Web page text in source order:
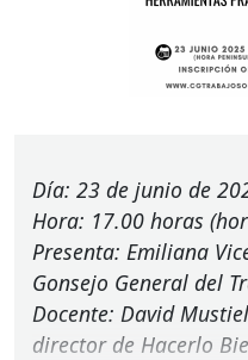
Día: 23 de junio de
Hora: 17.00 horas
Presenta: Emiliana
Gonsejo General del
Docente: David
director de Hacerlo